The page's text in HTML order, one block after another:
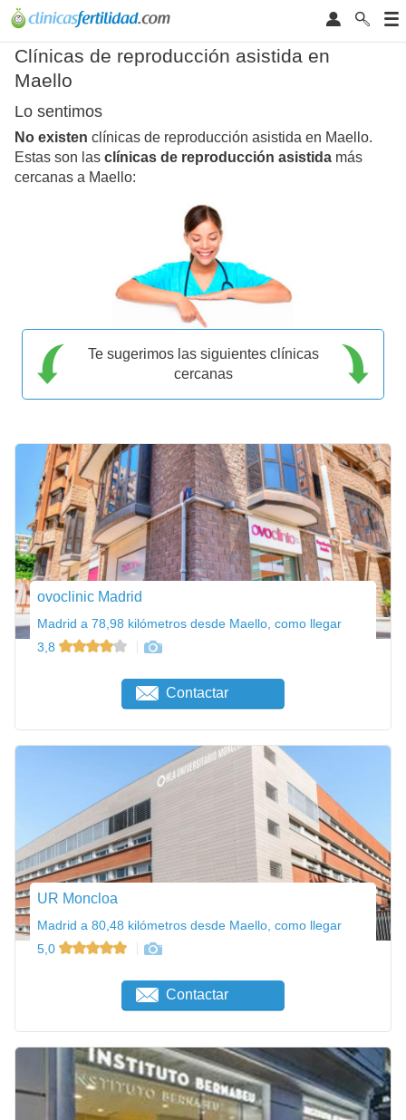
Clínicas de reproducción asistida en
Maello
Lo sentimos
No existen clínicas de reproducción asistida en Maello.
Estas son las clínicas de reproducción asistida más
cercanas a Maello:
Te sugerimos las siguientes clínicas
cercanas
ovoclinic Madrid
Madrid a 78,98 kilómetros desde Maello, como llegar
3,8
Contactar
UR Moncloa
Madrid a 80,48 kilómetros desde Maello, como llegar
5,0
Contactar